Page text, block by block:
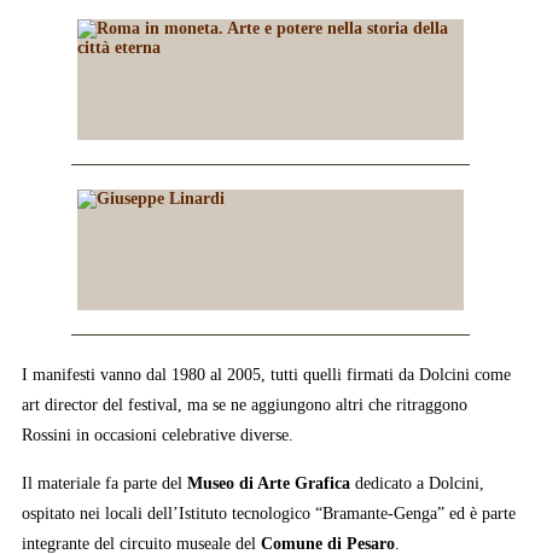
I manifesti vanno dal 1980 al 2005, tutti quelli firmati da Dolcini come
art director del festival, ma se ne aggiungono altri che ritraggono
Rossini in occasioni celebrative diverse.
Il materiale fa parte del Museo di Arte Graficadedicato a Dolcini,
ospitato nei locali dell’Istituto tecnologico “Bramante-Genga” ed è parte
integrante del circuito museale del Comune di Pesaro.